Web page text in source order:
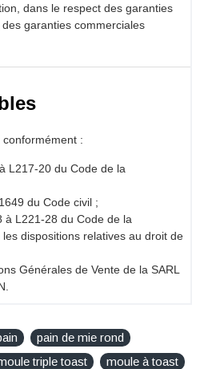
dans le respect des garanties
garanties commerciales
:
L217-20 du Code de la
du Code civil ;
à L221-28 du Code de la
dispositions relatives au droit de
Générales de Vente de la SARL
pain de mie rond
triple toast
moule à toast